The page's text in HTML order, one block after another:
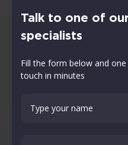
Talk to one of
specialists
Fill the form below and
touch in minutes